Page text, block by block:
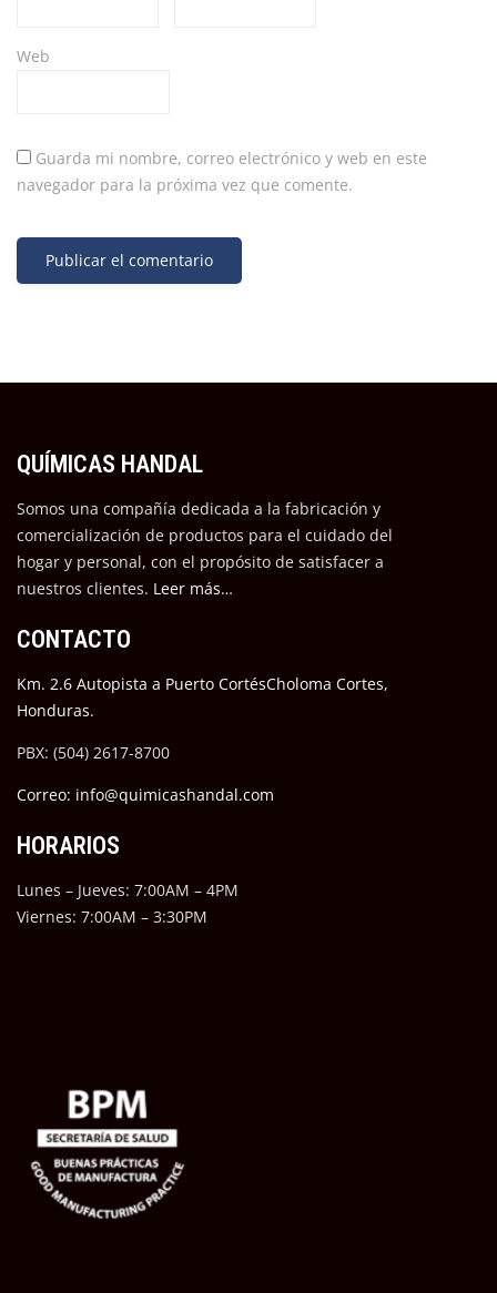
Web
Guarda mi nombre, correo electrónico y web en este
navegador para la próxima vez que comente.
QUÍMICAS HANDAL
Somos una compañía dedicada a la fabricación y
comercialización de productos para el cuidado del
hogar y personal, con el propósito de satisfacer a
nuestros clientes. Leer más…
CONTACTO
Km. 2.6 Autopista a Puerto CortésCholoma Cortes,
Honduras.
PBX: (504) 2617-8700
Correo: info@quimicashandal.com
HORARIOS
Lunes – Jueves: 7:00AM – 4PM
Viernes: 7:00AM – 3:30PM